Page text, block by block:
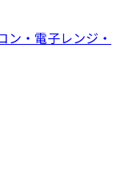
・電子レンジ・